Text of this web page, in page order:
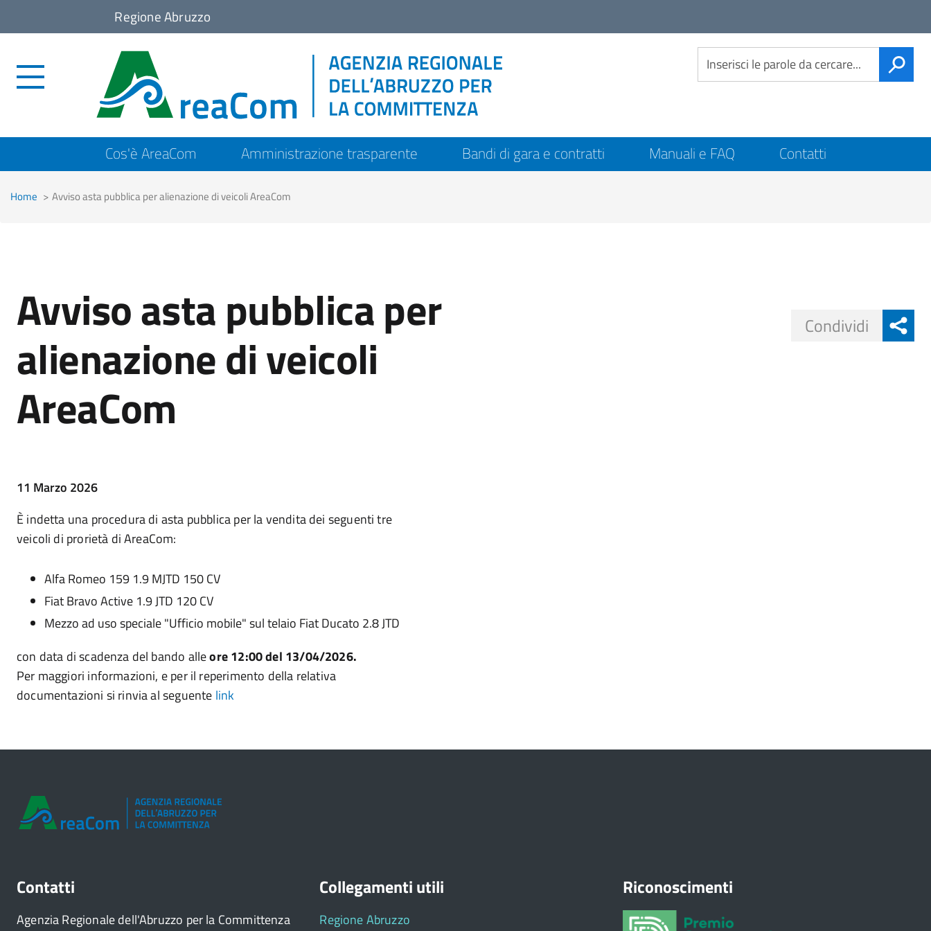
Regione Abruzzo
Link
social
menu
Cos'è AreaCom Amministrazione trasparente Bandi di gara e contratti Manuali e FAQ Contatti
Home Avviso asta pubblica per alienazione di veicoli AreaCom
Avviso asta pubblica per
alienazione di veicoli
AreaCom
11 Marzo 2026
È indetta una procedura di asta pubblica per la vendita dei seguenti tre
veicoli di prorietà di AreaCom:
Alfa Romeo 159 1.9 MJTD 150 CV
Fiat Bravo Active 1.9 JTD 120 CV
Mezzo ad uso speciale "Ufficio mobile" sul telaio Fiat Ducato 2.8 JTD
con data di scadenza del bando alleore 12:00 del 13/04/2026.
Per maggiori informazioni, e per il reperimento della relativa
documentazioni si rinvia al seguente link
Condividi
Contatti
Agenzia Regionale dell'Abruzzo per la Committenza
Collegamenti utili
Regione Abruzzo
Riconoscimenti